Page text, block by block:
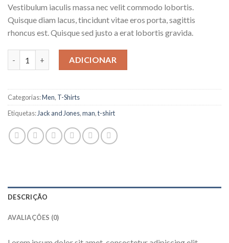
Vestibulum iaculis massa nec velit commodo lobortis.
Quisque diam lacus, tincidunt vitae eros porta, sagittis
rhoncus est. Quisque sed justo a erat lobortis gravida.
ADICIONAR
Categorias:Men, T-Shirts
Etiquetas: Jack and Jones,man,t-shirt
DESCRIÇÃO
AVALIAÇÕES (0)